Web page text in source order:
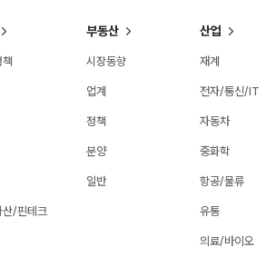
산/핀테크
부동산
시장동향
업계
정책
분양
일반
산업
재계
전자/통신/IT
자동차
중화학
항공/물류
유통
의료/바이오